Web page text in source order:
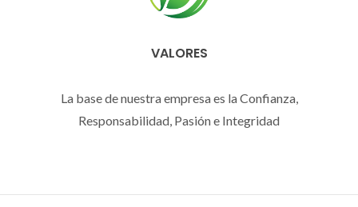
VALORES
La base de nuestra empresa es la Confianza,
Responsabilidad, Pasión e Integridad